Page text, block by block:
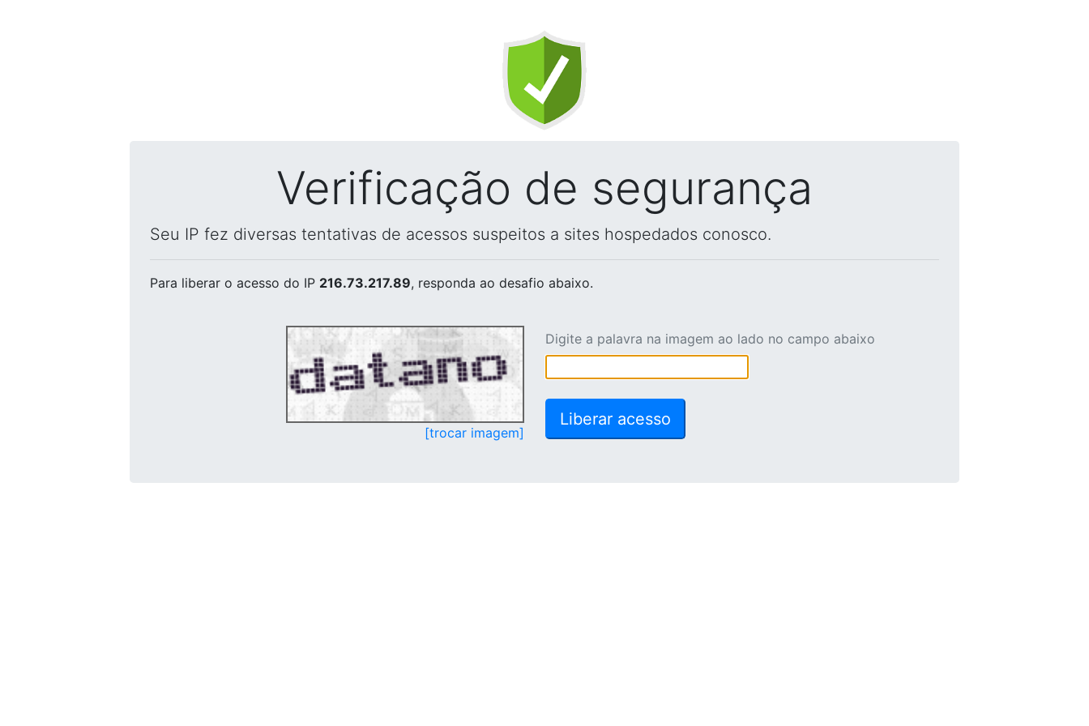
Verificação de segurança
Seu IP fez diversas tentativas de acessos suspeitos a sites hospedados conosco.
Para liberar o acesso do IP 216.73.217.89, responda ao desafio abaixo.
[trocar imagem]
Digite a palavra na imagem ao lado no campo abaixo